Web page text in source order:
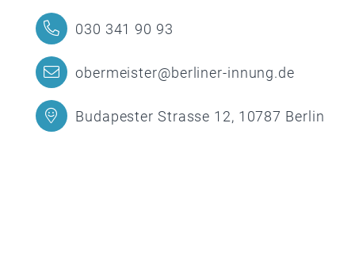
030 341 90 93
obermeister@berliner-innung.de
Budapester Strasse 12, 10787 Berlin